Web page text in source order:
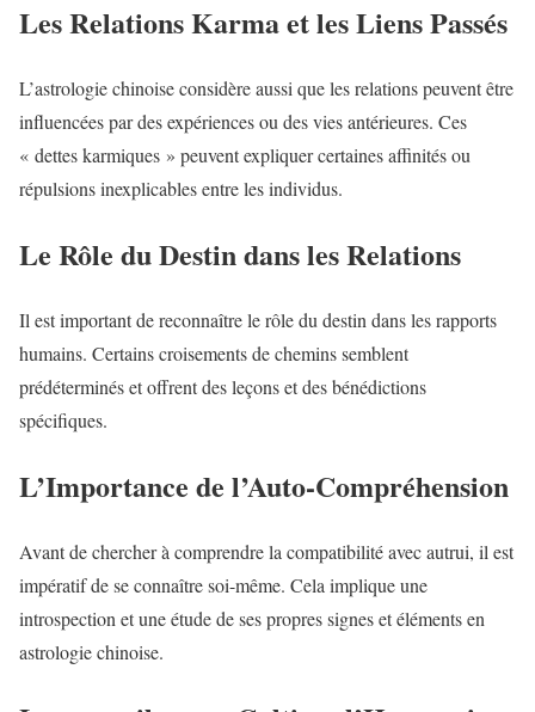
Les Relations Karma et les Liens Passés
L’astrologie chinoise considère aussi que les relations peuvent être
influencées par des expériences ou des vies antérieures. Ces
« dettes karmiques » peuvent expliquer certaines affinités ou
répulsions inexplicables entre les individus.
Le Rôle du Destin dans les Relations
Il est important de reconnaître le rôle du destin dans les rapports
humains. Certains croisements de chemins semblent
prédéterminés et offrent des leçons et des bénédictions
spécifiques.
L’Importance de l’Auto-Compréhension
Avant de chercher à comprendre la compatibilité avec autrui, il est
impératif de se connaître soi-même. Cela implique une
introspection et une étude de ses propres signes et éléments en
astrologie chinoise.